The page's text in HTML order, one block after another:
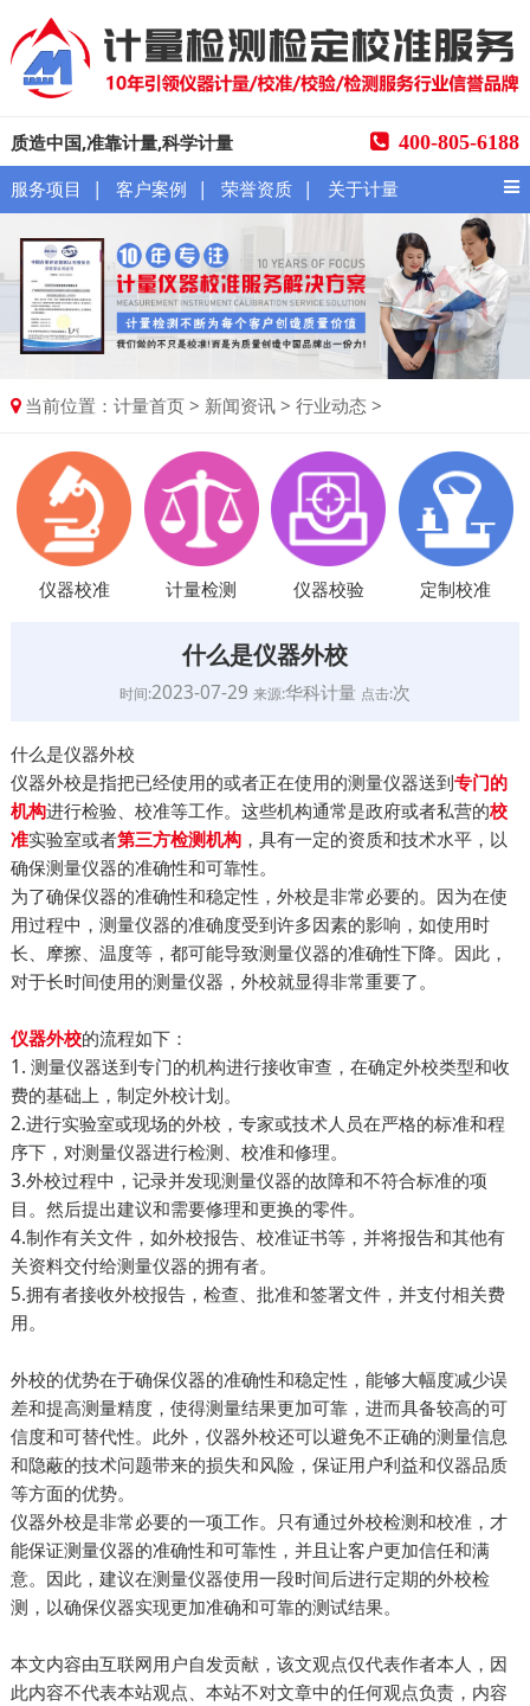
质造中国,准靠计量,科学计量 400-805-6188
服务项目 | 客户案例 | 荣誉资质 | 关于计量
当前位置：计量首页 > 新闻资讯 >行业动态 >
仪器校准 计量检测 仪器校验 定制校准
什么是仪器外校
时间:2023-07-29 来源:华科计量 点击:次
什么是仪器外校
仪器外校是指把已经使用的或者正在使用的测量仪器送到专门的
机构进行检验、校准等工作。这些机构通常是政府或者私营的校
准实验室或者第三方检测机构，具有一定的资质和技术水平，以
确保测量仪器的准确性和可靠性。
为了确保仪器的准确性和稳定性，外校是非常必要的。因为在使
用过程中，测量仪器的准确度受到许多因素的影响，如使用时
长、摩擦、温度等，都可能导致测量仪器的准确性下降。因此，
对于长时间使用的测量仪器，外校就显得非常重要了。
仪器外校的流程如下：
1. 测量仪器送到专门的机构进行接收审查，在确定外校类型和收
费的基础上，制定外校计划。
2.进行实验室或现场的外校，专家或技术人员在严格的标准和程
序下，对测量仪器进行检测、校准和修理。
3.外校过程中，记录并发现测量仪器的故障和不符合标准的项
目。然后提出建议和需要修理和更换的零件。
4.制作有关文件，如外校报告、校准证书等，并将报告和其他有
关资料交付给测量仪器的拥有者。
5.拥有者接收外校报告，检查、批准和签署文件，并支付相关费
用。
外校的优势在于确保仪器的准确性和稳定性，能够大幅度减少误
差和提高测量精度，使得测量结果更加可靠，进而具备较高的可
信度和可替代性。此外，仪器外校还可以避免不正确的测量信息
和隐蔽的技术问题带来的损失和风险，保证用户利益和仪器品质
等方面的优势。
仪器外校是非常必要的一项工作。只有通过外校检测和校准，才
能保证测量仪器的准确性和可靠性，并且让客户更加信任和满
意。因此，建议在测量仪器使用一段时间后进行定期的外校检
测，以确保仪器实现更加准确和可靠的测试结果。
本文内容由互联网用户自发贡献，该文观点仅代表作者本人，因
此内容不代表本站观点、本站不对文章中的任何观点负责，内容